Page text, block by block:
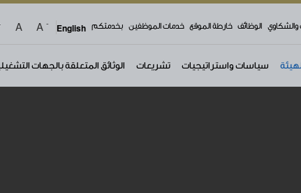
والشكاوي الوظائف خارطة الموقع خدمات الموظفين بخدمتكم English
-
A
A
سياسات واستراتيجيات تشريعات الوثائق المتعلقة بالجهات